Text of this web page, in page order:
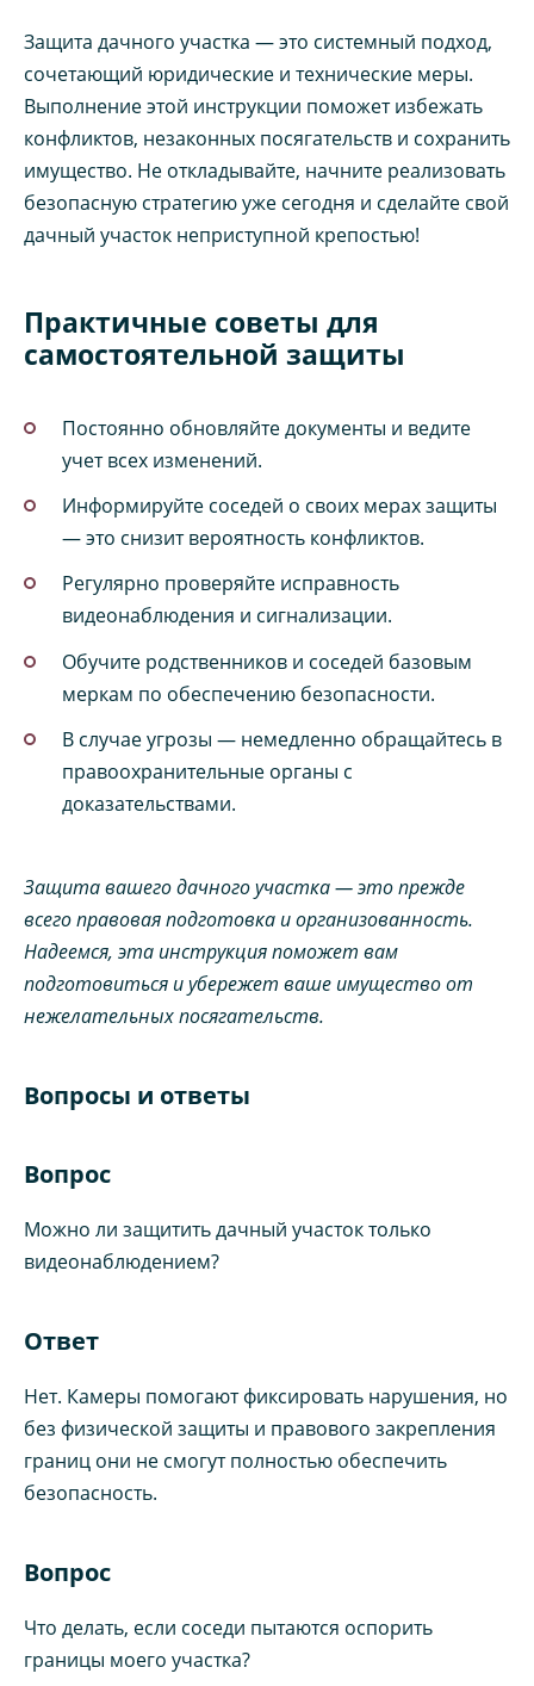
Защита дачного участка — это системный подход,
сочетающий юридические и технические меры.
Выполнение этой инструкции поможет избежать
конфликтов, незаконных посягательств и сохранить
имущество. Не откладывайте, начните реализовать
безопасную стратегию уже сегодня и сделайте свой
дачный участок неприступной крепостью!
Практичные советы для
самостоятельной защиты
Постоянно обновляйте документы и ведите
учет всех изменений.
Информируйте соседей о своих мерах защиты
— это снизит вероятность конфликтов.
Регулярно проверяйте исправность
видеонаблюдения и сигнализации.
Обучите родственников и соседей базовым
меркам по обеспечению безопасности.
В случае угрозы — немедленно обращайтесь в
правоохранительные органы с
доказательствами.
Защита вашего дачного участка — это прежде
всего правовая подготовка и организованность.
Надеемся, эта инструкция поможет вам
подготовиться и убережет ваше имущество от
нежелательных посягательств.
Вопросы и ответы
Вопрос
Можно ли защитить дачный участок только
видеонаблюдением?
Ответ
Нет. Камеры помогают фиксировать нарушения, но
без физической защиты и правового закрепления
границ они не смогут полностью обеспечить
безопасность.
Вопрос
Что делать, если соседи пытаются оспорить
границы моего участка?